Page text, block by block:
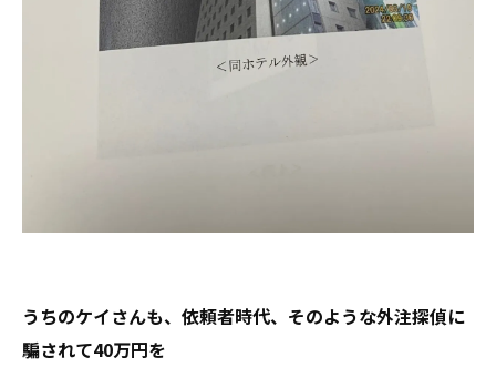
うちのケイさんも、依頼者時代、そのような外注探偵に
騙されて40万円を